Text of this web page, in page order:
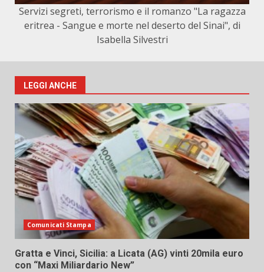
Servizi segreti, terrorismo e il romanzo "La ragazza
eritrea - Sangue e morte nel deserto del Sinai", di
Isabella Silvestri
LEGGI ANCHE
Comunicati Stampa
Gratta e Vinci, Sicilia: a Licata (AG) vinti 20mila euro
con “Maxi Miliardario New”